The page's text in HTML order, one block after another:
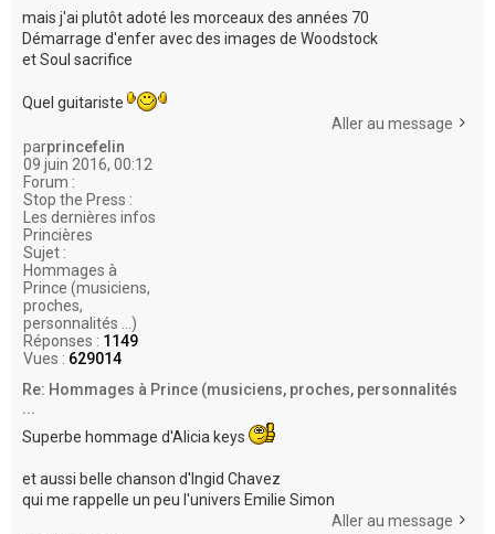
mais j'ai plutôt adoté les morceaux des années 70
Démarrage d'enfer avec des images de Woodstock
et Soul sacrifice
Quel guitariste
Aller au message
parprincefelin
09 juin 2016, 00:12
Forum :
Stop the Press :
Les dernières infos
Princières
Sujet :
Hommages à
Prince (musiciens,
proches,
personnalités ...)
Réponses : 1149
Vues : 629014
Re: Hommages à Prince (musiciens, proches, personnalités
...
Superbe hommage d'Alicia keys
et aussi belle chanson d'Ingid Chavez
qui me rappelle un peu l'univers Emilie Simon
Aller au message